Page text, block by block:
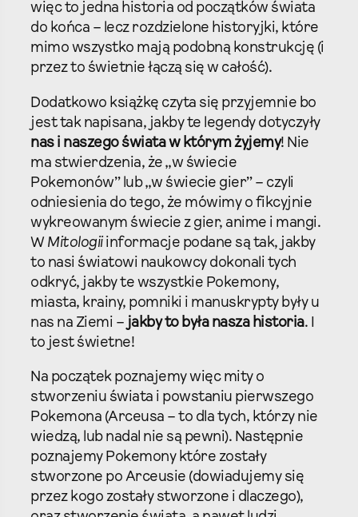
więc to jedna historia od początków świata
do końca – lecz rozdzielone historyjki, które
mimo wszystko mają podobną konstrukcję (i
przez to świetnie łączą się w całość).
Dodatkowo książkę czyta się przyjemnie bo
jest tak napisana, jakby te legendy dotyczyły
nas i naszego świata w którym żyjemy! Nie
ma stwierdzenia, że „w świecie
Pokemonów” lub „w świecie gier” – czyli
odniesienia do tego, że mówimy o fikcyjnie
wykreowanym świecie z gier, anime i mangi.
W Mitologiiinformacje podane są tak, jakby
to nasi światowi naukowcy dokonali tych
odkryć, jakby te wszystkie Pokemony,
miasta, krainy, pomniki i manuskrypty były u
nas na Ziemi – jakby to była nasza historia. I
to jest świetne!
Na początek poznajemy więc mity o
stworzeniu świata i powstaniu pierwszego
Pokemona (Arceusa – to dla tych, którzy nie
wiedzą, lub nadal nie są pewni). Następnie
poznajemy Pokemony które zostały
stworzone po Arceusie (dowiadujemy się
przez kogo zostały stworzone i dlaczego),